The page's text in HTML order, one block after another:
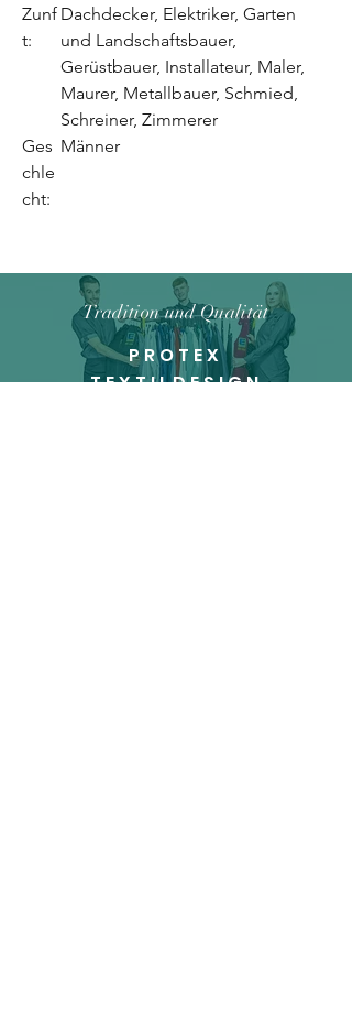
Zunf
t:
Dachdecker, Elektriker, Garten
und Landschaftsbauer,
Gerüstbauer, Installateur, Maler,
Maurer, Metallbauer, Schmied,
Schreiner, Zimmerer
Ges
chle
cht:
Männer
Tradition und Qualität
PROTEX
TEXTILDESIGN